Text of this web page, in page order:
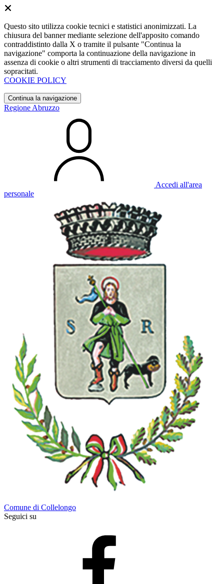
Questo sito utilizza cookie tecnici e statistici anonimizzati. La
chiusura del banner mediante selezione dell'apposito comando
contraddistinto dalla X o tramite il pulsante "Continua la
navigazione" comporta la continuazione della navigazione in
assenza di cookie o altri strumenti di tracciamento diversi da quelli
sopracitati.
COOKIE POLICY
Continua la navigazione
Regione Abruzzo
Accedi all'area
personale
Comune di Collelongo
Seguici su